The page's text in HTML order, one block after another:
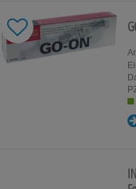
Für Kinder
Schwangerschaft &
Gesundheit &
Tablettenspender